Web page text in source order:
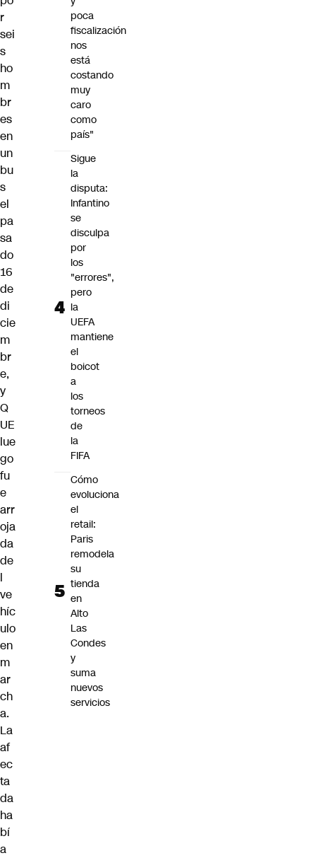
r
sei
s
ho
m
br
es
en
un
bu
s
el
pa
sa
do
16
de
di
cie
m
br
e,
y
Q
UE
lue
go
fu
e
arr
oja
da
de
l
ve
híc
ulo
en
m
ar
ch
a.
La
af
ec
ta
da
ha
bí
a
poca
fiscalización
nos
está
costando
muy
caro
como
país"
Sigue
la
disputa:
Infantino
se
disculpa
por
los
"errores",
pero
la
UEFA
mantiene
el
boicot
a
los
torneos
de
la
FIFA
Cómo
evoluciona
el
retail:
Paris
remodela
su
tienda
en
Alto
Las
Condes
y
suma
nuevos
servicios